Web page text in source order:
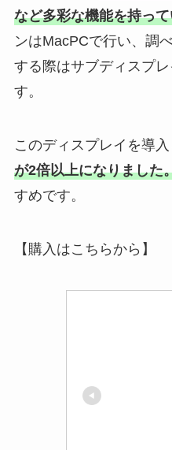
など多彩な機能を持っ
ンはMacPCで行い、調
する際はサブディスプ
す。
このディスプレイを導入
が2倍以上になりました
すめです。
【購入はこちらから】